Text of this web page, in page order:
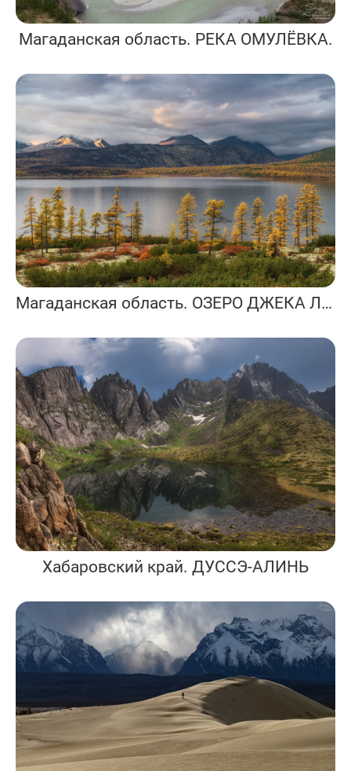
Магаданская область. РЕКА ОМУЛЁВКА.
Магаданская область. ОЗЕРО ДЖЕКА ЛОНДОНА
Хабаровский край. ДУССЭ-АЛИНЬ